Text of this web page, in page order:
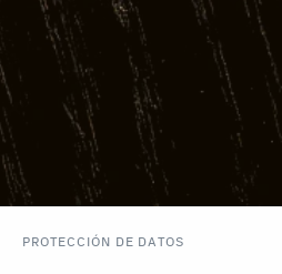
PROTECCIÓN DE DATOS